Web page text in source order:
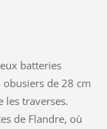
batteries
de 28 cm
les traverses.
de Flandre, où